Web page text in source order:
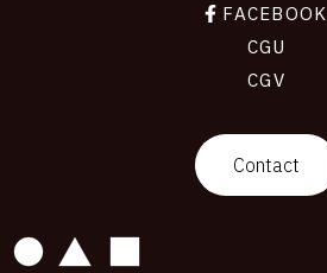
FACEBOOK
CGU
CGV
Contact